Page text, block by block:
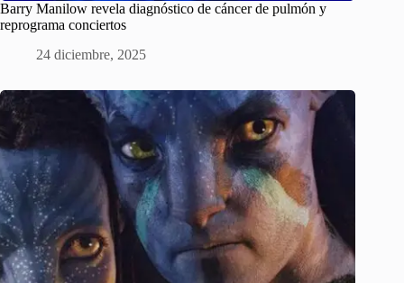
Barry Manilow revela diagnóstico de cáncer de pulmón y
reprograma conciertos
24 diciembre, 2025